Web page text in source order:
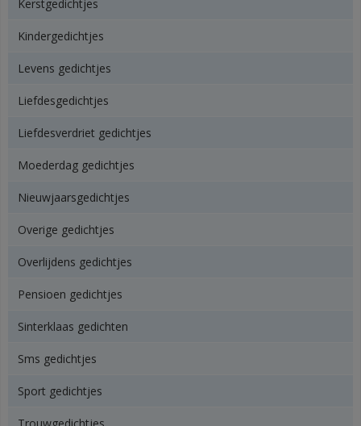
Kerstgedichtjes
Kindergedichtjes
Levens gedichtjes
Liefdesgedichtjes
Liefdesverdriet gedichtjes
Moederdag gedichtjes
Nieuwjaarsgedichtjes
Overige gedichtjes
Overlijdens gedichtjes
Pensioen gedichtjes
Sinterklaas gedichten
Sms gedichtjes
Sport gedichtjes